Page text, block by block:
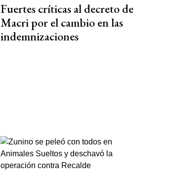
Fuertes críticas al decreto de
Macri por el cambio en las
indemnizaciones